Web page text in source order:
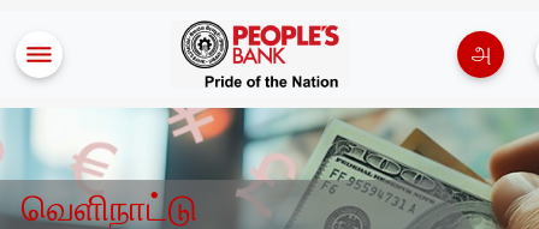
அ
வெளிநாட்டு